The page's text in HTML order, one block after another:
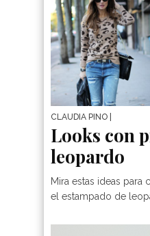
CLAUDIA PINO
Looks con
leopardo
Mira estas ideas para
el estampado de